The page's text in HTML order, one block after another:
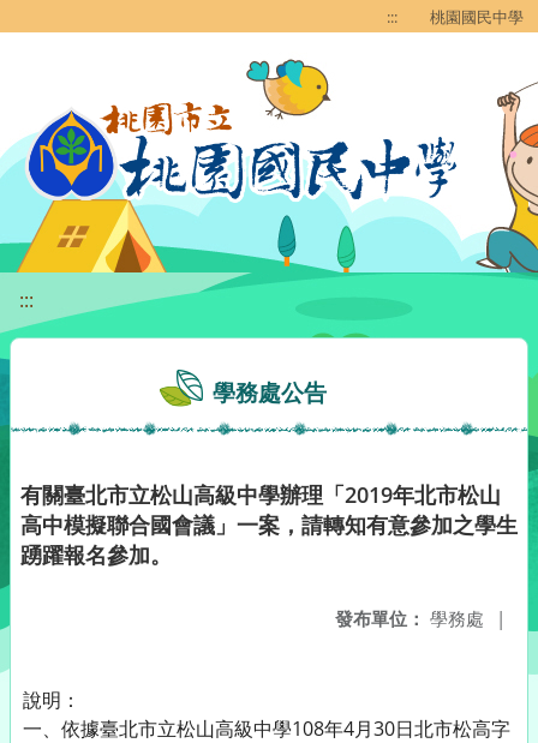
::: 桃園國民中學
:::
學務處公告
有關臺北市立松山高級中學辦理「2019年北市松山
高中模擬聯合國會議」一案，請轉知有意參加之學生
踴躍報名參加。
發布單位： 學務處 |
說明：
一、依據臺北市立松山高級中學108年4月30日北市松高字